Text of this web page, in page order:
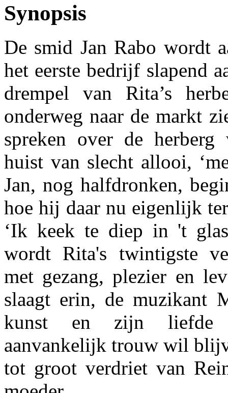
Synopsis
De smid Jan Rabo wordt
het eerste bedrijf slapend
drempel van Rita’s
onderweg naar de markt
spreken over de herberg
huist van slecht allooi,
Jan, nog halfdronken,
hoe hij daar nu eigenlijk
‘Ik keek te diep in 't
wordt Rita's twintigste
met gezang, plezier en
slaagt erin, de muzikant
kunst en zijn liefde
aanvankelijk trouw wil
tot groot verdriet van